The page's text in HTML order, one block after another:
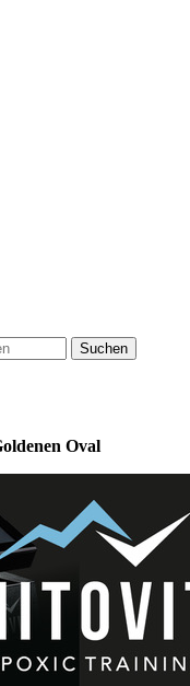
Suchen
Oval